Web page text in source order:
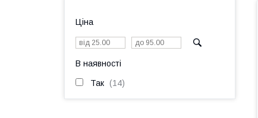
Ціна
В наявності
Так 14